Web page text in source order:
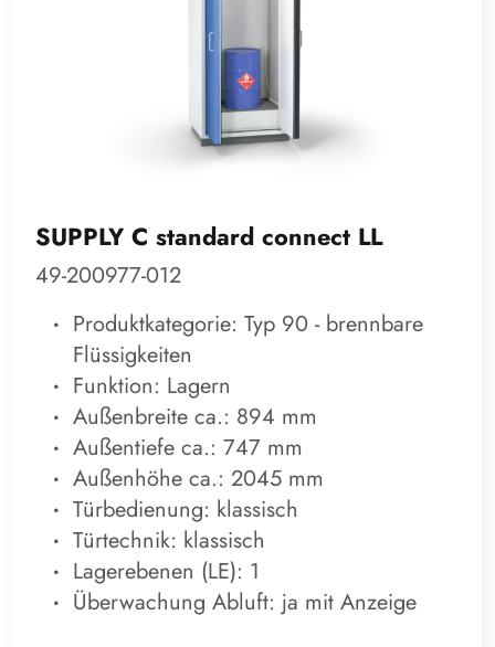
SUPPLY C standard connect LL
49-200977-012
Produktkategorie: Typ 90 - brennbare
Flüssigkeiten
Funktion: Lagern
Außenbreite ca.: 894 mm
Außentiefe ca.: 747 mm
Außenhöhe ca.: 2045 mm
Türbedienung: klassisch
Türtechnik: klassisch
Lagerebenen (LE): 1
Überwachung Abluft: ja mit Anzeige